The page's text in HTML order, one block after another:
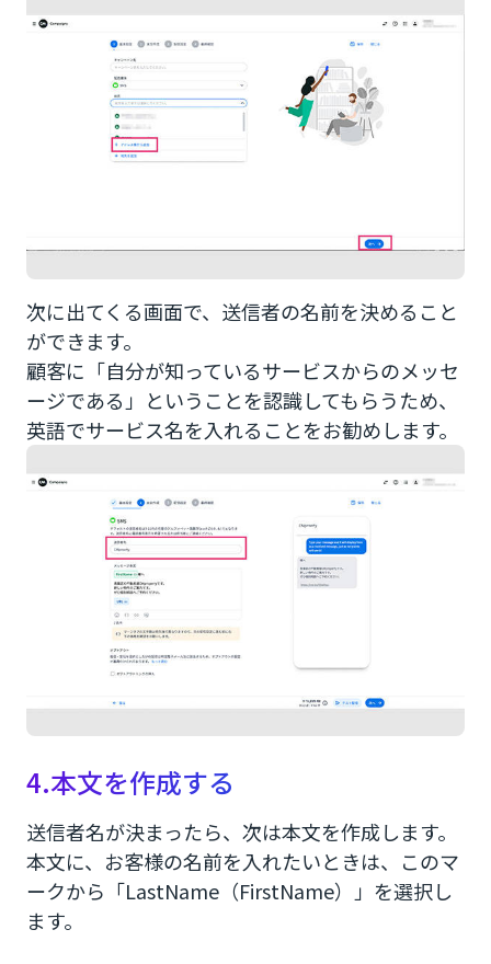
次に出てくる画面で、送信者の名前を決めること
ができます。
顧客に「自分が知っているサービスからのメッセ
ージである」ということを認識してもらうため、
英語でサービス名を入れることをお勧めします。
4.本文を作成する
送信者名が決まったら、次は本文を作成します。
本文に、お客様の名前を入れたいときは、このマ
ークから「LastName（FirstName）」を選択し
ます。